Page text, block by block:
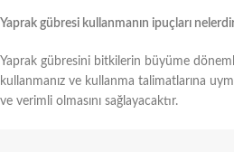
Yaprak gübresi kullanmanın ipuçları
Yaprak gübresini bitkilerin büyüme
kullanmanız ve kullanma talimatlarına
ve verimli olmasını sağlayacaktır.